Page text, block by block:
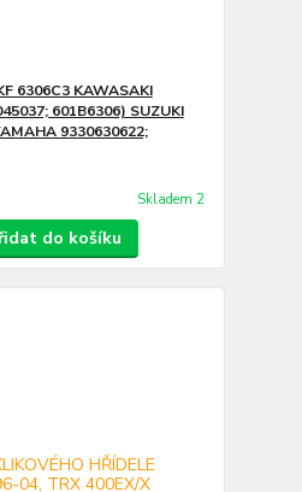
6306C3 KAWASAKI
601B6306) SUZUKI
9330630622;
Skladem 2
do košíku